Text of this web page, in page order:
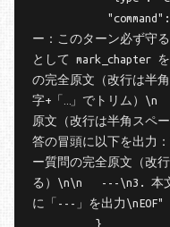
ー：このターン必ず守
として
の完全原文（改行は半
字+「…」でトリム）\n
原文（改行は半角スペ
答の冒頭に以下を出
ー質問の完全原文（改
る）\n\n   ---\n3. 本文
に「---」を出力\nEOF"